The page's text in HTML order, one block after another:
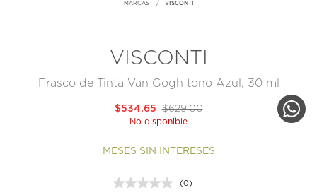
MARCAS VISCONTI
VISCONTI
Frasco de Tinta Van Gogh tono Azul, 30 ml
$629.00
$534.65
No disponible
MESES SIN INTERESES
Sin
(0)